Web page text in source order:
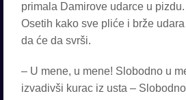
primala Damirove udarce u pizdu.
Osetih kako sve pliće i brže
da će da svrši.
– U mene, u mene! Slobodno u
izvadivši kurac iz usta –